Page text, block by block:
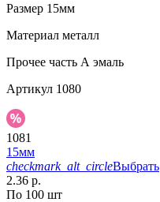
Размер 15мм
Материал металл
Прочее часть А эмаль
Артикул 1080
1081
15мм
checkmark_alt_circleВыбрать
2.36 р.
По 100 шт